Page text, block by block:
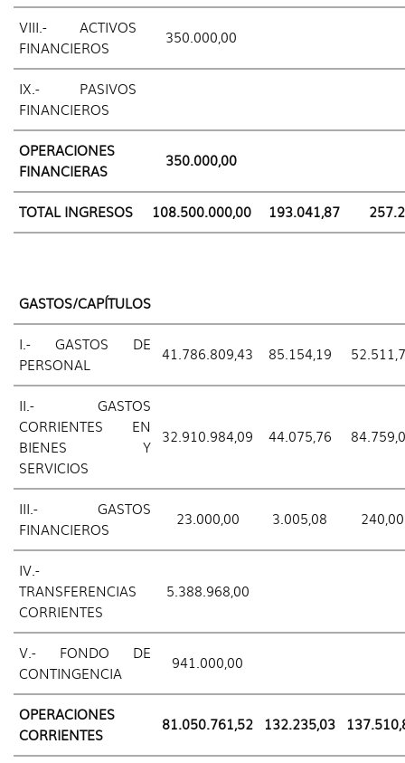
VIII.- ACTIVOS
FINANCIEROS
350.000,00
IX.- PASIVOS
FINANCIEROS
OPERACIONES
FINANCIERAS
350.000,00
TOTAL INGRESOS 108.500.000,00 193.041,87
GASTOS/CAPÍTULOS
I.- GASTOS DE
PERSONAL
41.786.809,43 85.154,19
II.- GASTOS
CORRIENTES EN
BIENES Y
SERVICIOS
32.910.984,09 44.075,76
III.- GASTOS
FINANCIEROS
23.000,00 3.005,08 240,00
IV.-
TRANSFERENCIAS
CORRIENTES
5.388.968,00
V.- FONDO DE
CONTINGENCIA
941.000,00
OPERACIONES
CORRIENTES
81.050.761,52 132.235,03